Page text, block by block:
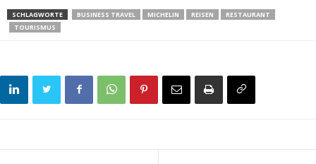
SCHLAGWORTE BUSINESS TRAVEL MICHELIN REISEN
RESTAURANT
TOURISMUS